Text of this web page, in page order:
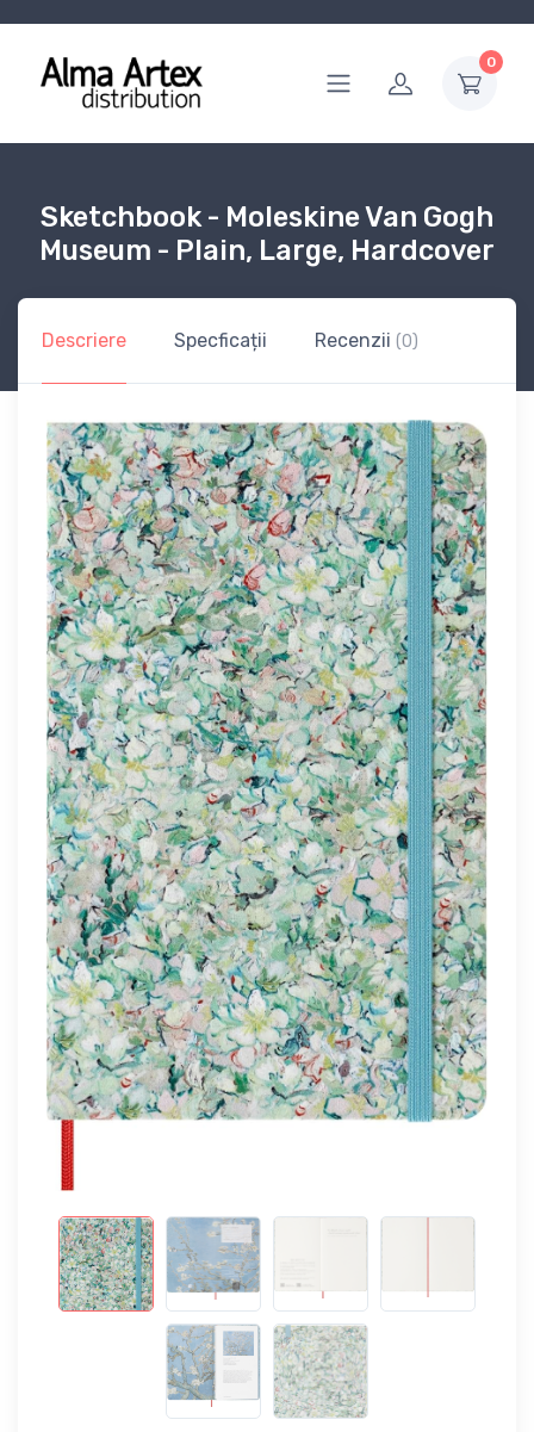
0
Sketchbook - Moleskine Van Gogh
Museum - Plain, Large, Hardcover
Descriere Specficații Recenzii (0)